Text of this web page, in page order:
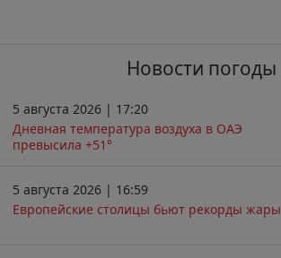
Новости погоды
5 августа 2026 | 17:20
Дневная температура воздуха в ОАЭ
превысила +51°
5 августа 2026 | 16:59
Европейские столицы бьют рекорды жары